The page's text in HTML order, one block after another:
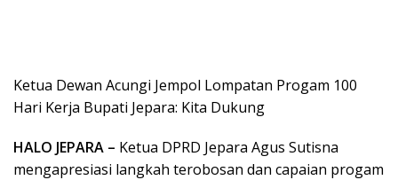
Ketua Dewan Acungi Jempol Lompatan Progam 100
Hari Kerja Bupati Jepara: Kita Dukung
HALO JEPARA – Ketua DPRD Jepara Agus Sutisna
mengapresiasi langkah terobosan dan capaian progam